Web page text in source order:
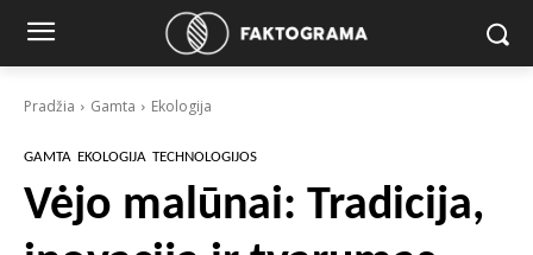
Pradžia Gamta Ekologija
GAMTA EKOLOGIJA TECHNOLOGIJOS
Vėjo malūnai: Tradicija,